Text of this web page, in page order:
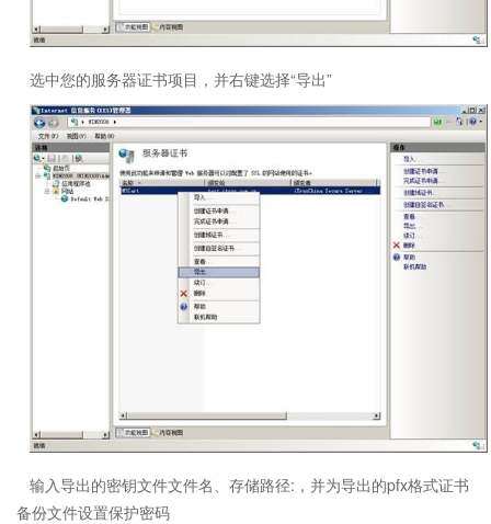
选中您的服务器证书项目，并右键选择“导出”
输入导出的密钥文件文件名、存储路径:，并为导出的pfx格式证书
备份文件设置保护密码